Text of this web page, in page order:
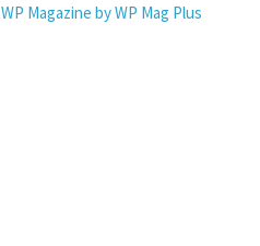
WP Magazine by WP Mag Plus